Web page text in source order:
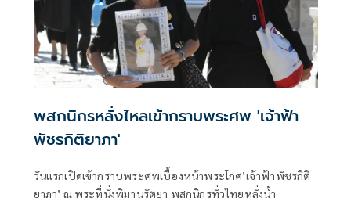
พสกนิกรหลั่งไหลเข้ากราบพระศพ 'เจ้าฟ้า
พัชรกิติยาภา'
วันแรกเปิดเข้ากราบพระศพเบื้องหน้าพระโกศ’เจ้าฟ้าพัชรกิติ
ยาภา’ ณ พระที่นั่งพิมานรัตยา พสกนิกรทั่วไทยหลั่งน้ำ